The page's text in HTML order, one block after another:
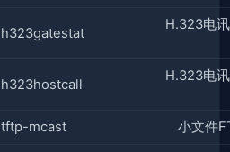
h323gatestat
H.323电
h323hostcall
H.323电
tftp-mcast 小文件